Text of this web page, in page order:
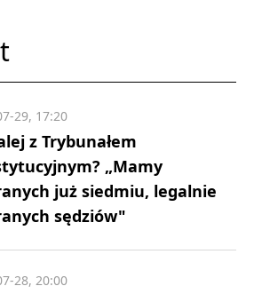
z Trybunałem
„Mamy
już siedmiu, legalnie
sędziów"
29, 17:20
28, 20:00